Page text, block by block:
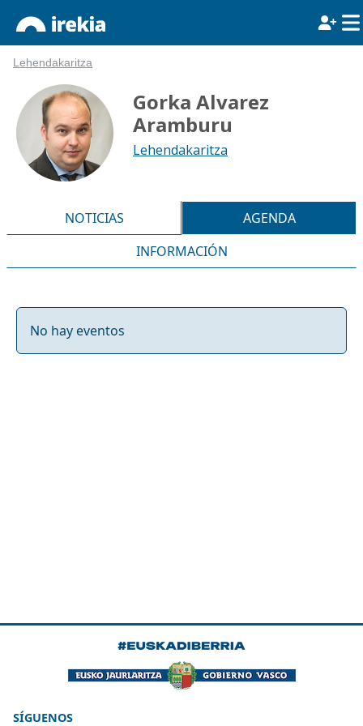
Lehendakaritza
Gorka Alvarez
Aramburu
Lehendakaritza
NOTICIAS
AGENDA
INFORMACIÓN
No hay eventos
SÍGUENOS